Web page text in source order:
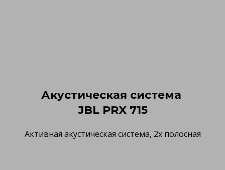
Акустическая система
JBL PRX 715
Активная акустическая система, 2х полосная